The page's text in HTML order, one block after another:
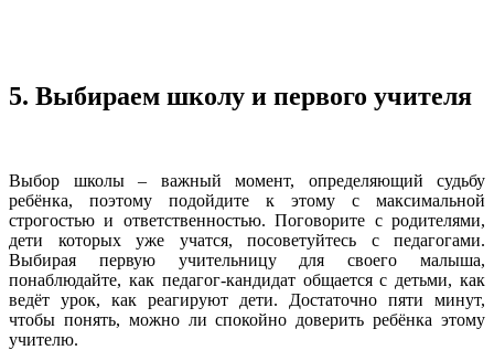
5. Выбираем школу и первого учителя
Выбор школы – важный момент, определяющий судьбу
ребёнка, поэтому подойдите к этому с максимальной
строгостью и ответственностью. Поговорите с родителями,
дети которых уже учатся, посоветуйтесь с педагогами.
Выбирая первую учительницу для своего малыша,
понаблюдайте, как педагог-кандидат общается с детьми, как
ведёт урок, как реагируют дети. Достаточно пяти минут,
чтобы понять, можно ли спокойно доверить ребёнка этому
учителю.